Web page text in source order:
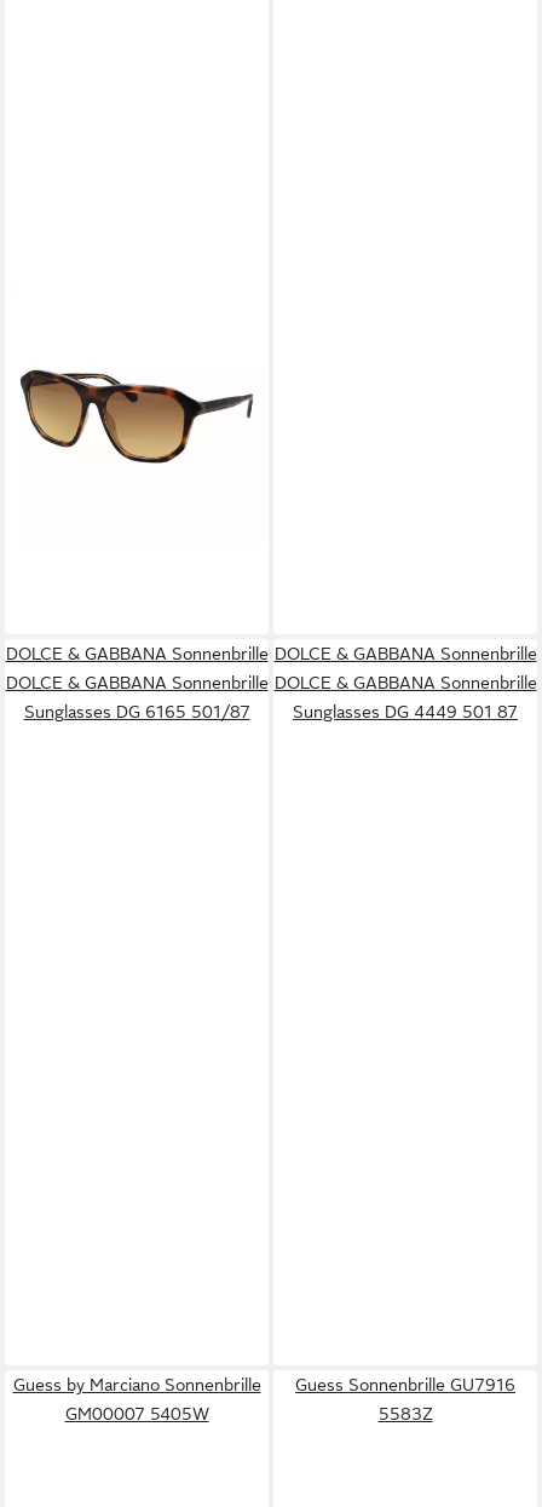
6052F
ab 56,25 € UVP91,00 €
-38%
lieferbar - in 2-3 Werktagen bei dir
DOLCE & GABBANA Sonnenbrille
DOLCE & GABBANA Sonnenbrille
Sunglasses DG 6165 501/87
DOLCE & GABBANA Sonnenbrille
DOLCE & GABBANA Sonnenbrille
Sunglasses DG 4449 501 87
Guess by Marciano Sonnenbrille
GM00007 5405W
Guess Sonnenbrille GU7916
5583Z